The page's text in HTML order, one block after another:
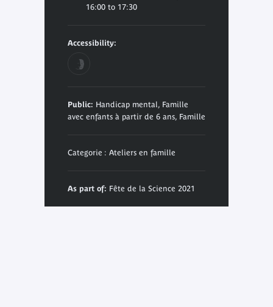
16:00 to 17:30
Accessibility:
Public: Handicap mental, Famille
avec enfants à partir de 6 ans, Famille
Categorie : Ateliers en famille
As part of: Fête de la Science 2021